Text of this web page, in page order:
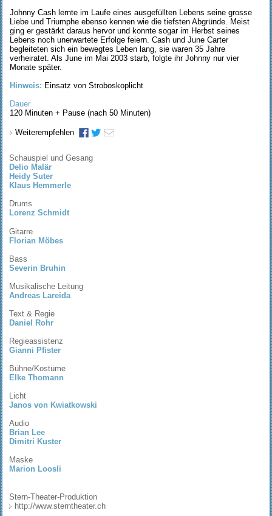
Johnny Cash lernte im Laufe eines ausgefüllten Lebens seine grosse
Liebe und Triumphe ebenso kennen wie die tiefsten Abgründe. Meist
ging er gestärkt daraus hervor und konnte sogar im Herbst seines
Lebens noch unerwartete Erfolge feiern. Cash und June Carter
begleiteten sich ein bewegtes Leben lang, sie waren 35 Jahre
verheiratet. Als June im Mai 2003 starb, folgte ihr Johnny nur vier
Monate später.
Hinweis: Einsatz von Stroboskoplicht
Dauer
120 Minuten + Pause (nach 50 Minuten)
Weiterempfehlen
Schauspiel und Gesang
Delio Malär
Heidy Suter
Klaus Hemmerle
Drums
Lorenz Schmidt
Gitarre
Florian Möbes
Bass
Severin Bruhin
Musikalische Leitung
Andreas Lareida
Text & Regie
Daniel Rohr
Regieassistenz
Gianni Pfister
Bühne/Kostüme
Elke Thomann
Licht
Janos von Kwiatkowski
Audio
Brian Lee
Dimitri Kuster
Maske
Marion Loosli
Stern-Theater-Produktion
http://www.sterntheater.ch